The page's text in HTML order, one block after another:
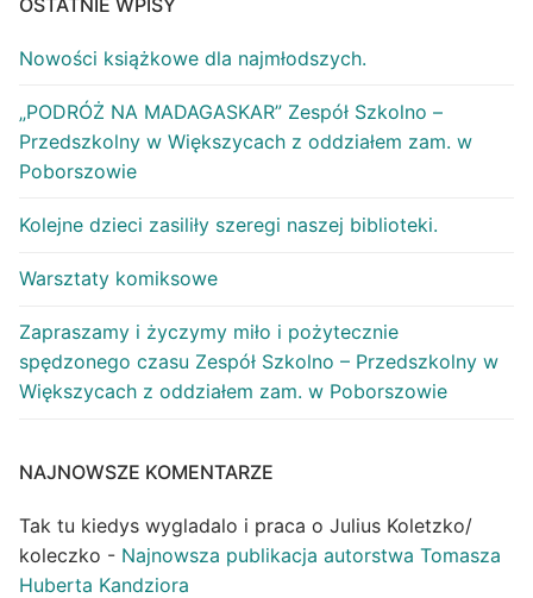
Nowości książkowe dla najmłodszych.
„PODRÓŻ NA MADAGASKAR” Zespół Szkolno –
Przedszkolny w Większycach z oddziałem zam. w
Poborszowie
Kolejne dzieci zasiliły szeregi naszej biblioteki.
Warsztaty komiksowe
Zapraszamy i życzymy miło i pożytecznie
spędzonego czasu Zespół Szkolno – Przedszkolny w
Większycach z oddziałem zam. w Poborszowie
NAJNOWSZE KOMENTARZE
Tak tu kiedys wygladalo i praca o Julius Koletzko/
koleczko - Najnowsza publikacja autorstwa Tomasza
Huberta Kandziora